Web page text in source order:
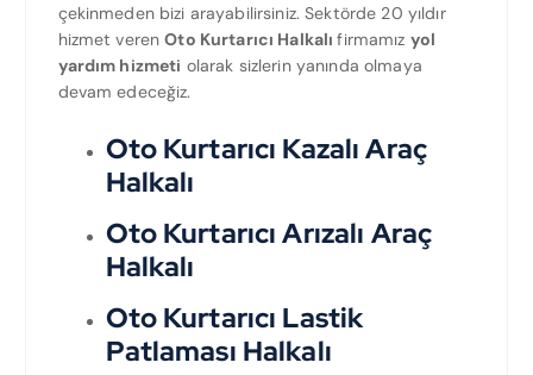
çekinmeden bizi arayabilirsiniz. Sektörde 20 yıldır
hizmet verenOto Kurtarıcı Halkalıfirmamız yol
yardım hizmeti olarak sizlerin yanında olmaya
devam edeceğiz.
Oto Kurtarıcı Kazalı Araç
Halkalı
Oto Kurtarıcı Arızalı Araç
Halkalı
Oto Kurtarıcı Lastik
Patlaması Halkalı